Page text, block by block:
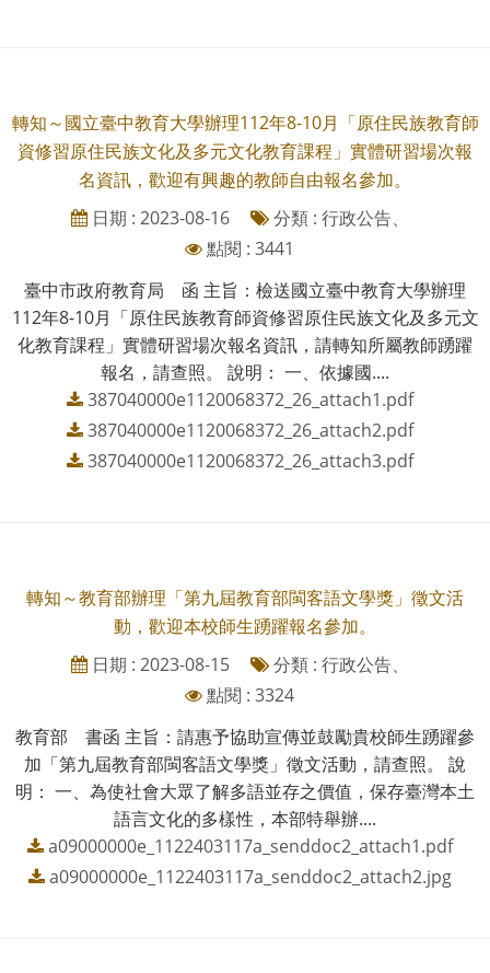
轉知～國立臺中教育大學辦理112年8-10月「原住民族教育師
資修習原住民族文化及多元文化教育課程」實體研習場次報
名資訊，歡迎有興趣的教師自由報名參加。
日期 : 2023-08-16
分類 : 行政公告、
點閱 : 3441
臺中市政府教育局 函 主旨：檢送國立臺中教育大學辦理
112年8-10月「原住民族教育師資修習原住民族文化及多元文
化教育課程」實體研習場次報名資訊，請轉知所屬教師踴躍
報名，請查照。 說明： 一、依據國....
387040000e1120068372_26_attach1.pdf
387040000e1120068372_26_attach2.pdf
387040000e1120068372_26_attach3.pdf
轉知～教育部辦理「第九屆教育部閩客語文學獎」徵文活
動，歡迎本校師生踴躍報名參加。
日期 : 2023-08-15
分類 : 行政公告、
點閱 : 3324
教育部 書函 主旨：請惠予協助宣傳並鼓勵貴校師生踴躍參
加「第九屆教育部閩客語文學獎」徵文活動，請查照。 說
明： 一、為使社會大眾了解多語並存之價值，保存臺灣本土
語言文化的多樣性，本部特舉辦....
a09000000e_1122403117a_senddoc2_attach1.pdf
a09000000e_1122403117a_senddoc2_attach2.jpg